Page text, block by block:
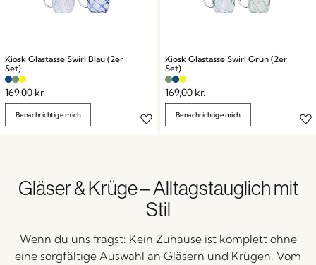
Kiosk Glastasse Swirl Blau (2er
Set)
169,00 kr.
Benachrichtige mich
Kiosk Glastasse Swirl Grün (2er
Set)
169,00 kr.
Benachrichtige mich
Gläser &Krüge –Alltagstauglichmit
Stil
Wenn du uns fragst: Kein Zuhause ist komplett ohne
eine sorgfältige Auswahl an Gläsern und Krügen. Vom